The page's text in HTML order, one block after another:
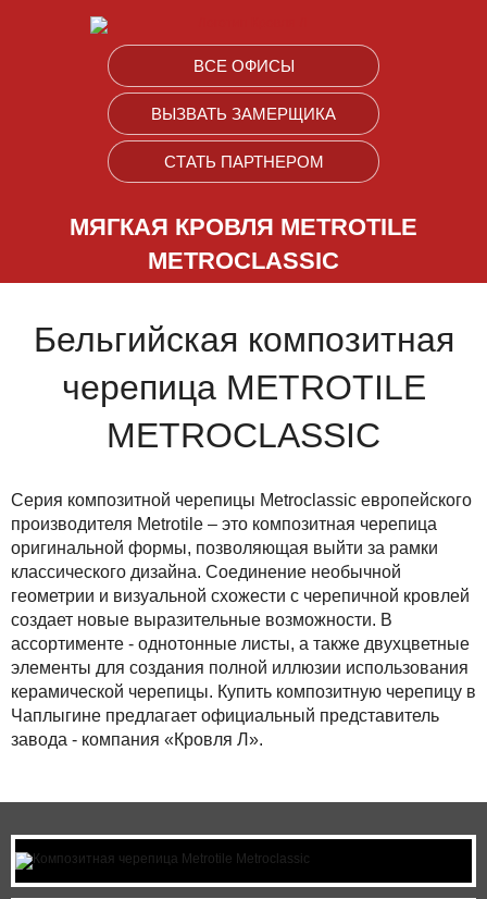
ВСЕ ОФИСЫ
ВЫЗВАТЬ ЗАМЕРЩИКА
СТАТЬ ПАРТНЕРОМ
МЯГКАЯ КРОВЛЯ METROTILE
METROCLASSIC
Бельгийская композитная
черепица METROTILE
METROCLASSIC
Серия композитной черепицы Metroclassic европейского
производителя Metrotile – это композитная черепица
оригинальной формы, позволяющая выйти за рамки
классического дизайна. Соединение необычной
геометрии и визуальной схожести с черепичной кровлей
создает новые выразительные возможности. В
ассортименте - однотонные листы, а также двухцветные
элементы для создания полной иллюзии использования
керамической черепицы. Купить композитную черепицу в
Чаплыгине предлагает официальный представитель
завода - компания «Кровля Л».